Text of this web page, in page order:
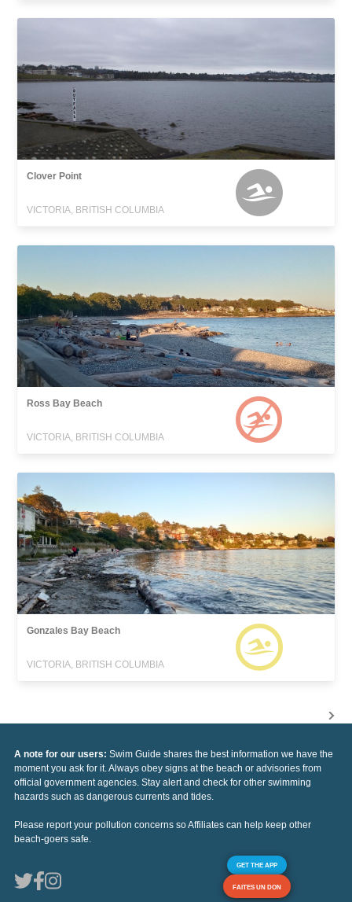
Clover Point
VICTORIA, BRITISH COLUMBIA
Ross Bay Beach
VICTORIA, BRITISH COLUMBIA
Gonzales Bay Beach
VICTORIA, BRITISH COLUMBIA
A note for our users: Swim Guide shares the best information we have the
moment you ask for it. Always obey signs at the beach or advisories from
official government agencies. Stay alert and check for other swimming
hazards such as dangerous currents and tides.
Please report your pollution concerns so Affiliates can help keep other
beach-goers safe.
GET THE APP
FAITES UN DON